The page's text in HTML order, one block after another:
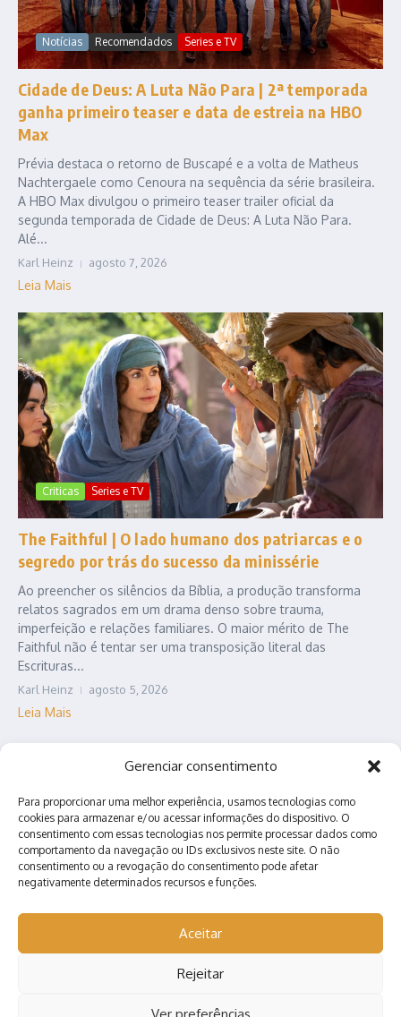
Gerenciar consentimento
Para proporcionar uma melhor experiência, usamos tecnologias como
cookies para armazenar e/ou acessar informações do dispositivo. O
consentimento com essas tecnologias nos permite processar dados como
comportamento da navegação ou IDs exclusivos neste site. O não
consentimento ou a revogação do consentimento pode afetar
negativamente determinados recursos e funções.
Aceitar
Rejeitar
Ver preferências
Notícias Recomendados Series e TV
Cidade de Deus: A Luta Não Para | 2ª temporada
ganha primeiro teaser e data de estreia na HBO
Max
Prévia destaca o retorno de Buscapé e a volta de Matheus
Nachtergaele como Cenoura na sequência da série brasileira.
A HBO Max divulgou o primeiro teaser trailer oficial da
segunda temporada de Cidade de Deus: A Luta Não Para.
Alé...
Karl Heinz agosto 7, 2026
Leia Mais
Criticas Series e TV
The Faithful | O lado humano dos patriarcas e o
segredo por trás do sucesso da minissérie
Ao preencher os silêncios da Bíblia, a produção transforma
relatos sagrados em um drama denso sobre trauma,
imperfeição e relações familiares. O maior mérito de The
Faithful não é tentar ser uma transposição literal das
Escrituras...
Karl Heinz agosto 5, 2026
Leia Mais
ContatoQuem somos?Anuncie conosco!
Copyright © 2026 Nerd Arretado | Desenvolvido por